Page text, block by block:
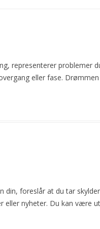
representerer problemer
eller fase.
din, foreslår at du tar
eller nyheter. Du kan være